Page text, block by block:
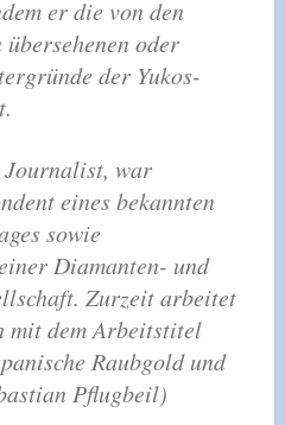
er die von den
oder
der Yukos-
war
eines bekannten
sowie
Diamanten- und
Zurzeit arbeitet
mit dem Arbeitstitel
Raubgold und
Pflugbeil)